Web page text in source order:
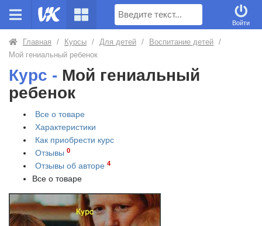
Поиск
Войти
Главная / Курсы / Для детей / Воспитание детей /
Мой гениальный ребенок
Курс - Мой гениальный
ребенок
Все о товаре
Характеристики
Как приобрести курс
Отзывы 0
Отзывы об авторе 4
Все о товаре